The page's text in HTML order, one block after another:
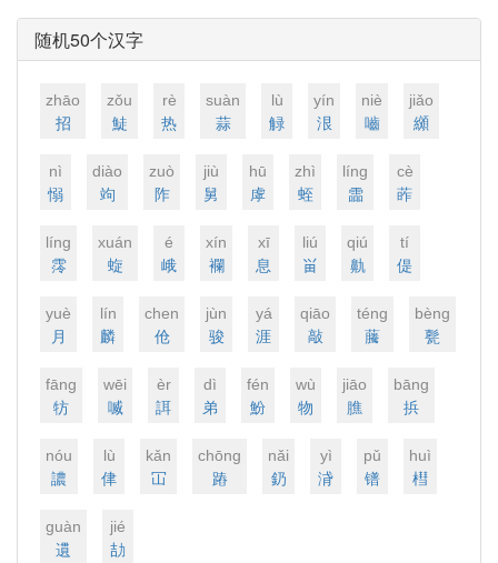
随机50个汉字
zhāo
招
zǒu
鯐
rè
热
suàn
蒜
lù
觮
yín
泿
niè
嚙
jiǎo
纐
nì
愵
diào
竘
zuò
阼
jiù
舅
hū
虖
zhì
蛭
línɡ
霝
cè
葃
línɡ
霗
xuán
蜁
é
峨
xín
襴
xī
息
liú
畄
qiú
鼽
tí
偍
yuè
月
lín
麟
chen
伧
jùn
骏
yá
涯
qiāo
敲
ténɡ
虅
bènɡ
甏
fānɡ
牥
wēi
喴
èr
誀
dì
弟
fén
魵
wù
物
jiāo
膲
bānɡ
捠
nóu
譨
lù
侓
kǎn
冚
chōnɡ
蹖
nǎi
釢
yì
浳
pǔ
镨
huì
槥
ɡuàn
遦
jié
劼